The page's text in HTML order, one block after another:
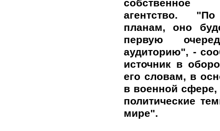
собственное
агентство.
планам, оно
первую
аудиторию", -
источник в
его словам, в
в военной сфере,
политические
мире".